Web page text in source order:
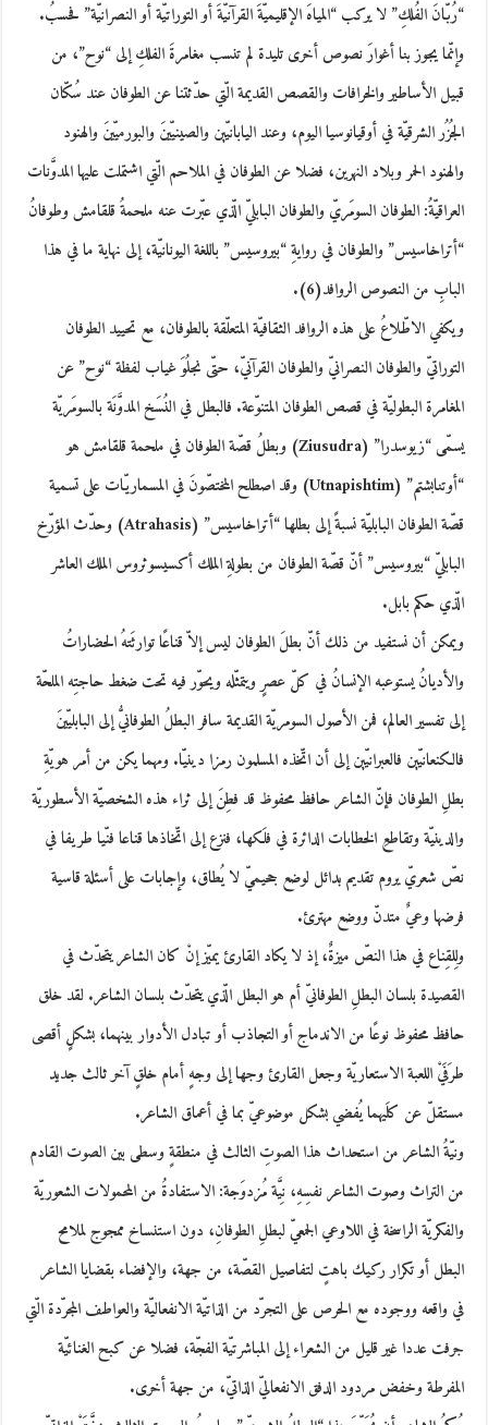
“رُبّانَ الفُلكِ” لا يركب “المياهَ الإقليميّةَ القرآنيّةَ أو التوراتيّة أو النصرانيّة” فحسبُ.
وإنّما يجوز بنا أغوارَ نصوص أخرى تليدة لم تنسب مغامرةَ الفلكِ إلى “نوح”، من
قبيل الأساطير والخرافات والقصص القديمة الّتي حدّثتنا عن الطوفان عند سُكّان
الجُزُر الشرقيّة في أوقيانوسيا اليوم، وعند اليابانيّين والصينيّينَ والبورميّينَ والهنود
والهنود الحمر وبلاد النهرين، فضلا عن الطوفان في الملاحم الّتي اشتملت عليها المدوَّنات
العراقيّةُ: الطوفان السومَريّ والطوفان البابليّ الّذي عبّرت عنه ملحمةُ قلقامش وطوفانُ
“أتراخاسيس” والطوفان في روايةِ “بيروسيس” باللغة اليونانيّة، إلى نهاية ما في هذا
البابِ من النصوص الروافد(6).
ويكفي الاطّلاعُ على هذه الروافد الثقافيّة المتعلّقة بالطوفان، مع تحييد الطوفان
التوراتيّ والطوفان النصرانيّ والطوفان القرآنيّ، حتّى نجلُوَ غياب لفظة “نوح” عن
المغامرة البطوليّة في قصص الطوفان المتنوّعة. فالبطل في النُسَخ المدوَّنَة بالسومَريّة
يسمّى “زيوسدرا” (Ziusudra) وبطلُ قصّة الطوفان في ملحمة قلقامش هو
“أوتنابشتم” (Utnapishtim) وقد اصطلح المختصّونَ في المسماريّات على تسمية
قصّة الطوفان البابليّة نسبةً إلى بطلها “أتراخاسيس” (Atrahasis) وحدّث المؤرّخ
البابليّ “بيروسيس” أنّ قصّة الطوفان من بطولةِ الملك أكسيسوثروس الملك العاشر
الّذي حكم بابل.
ويمكن أن نستفيد من ذلك أنّ بطلَ الطوفان ليس إلاّ قناعًا توارثَتهُ الحضاراتُ
والأديانُ يستوعبه الإنسانُ في كلّ عصرٍ ويتمثّله ويحوّر فيه تحت ضغط حاجتِه الملحّة
إلى تفسير العالم، فمن الأصول السومريّة القديمة سافر البطلُ الطوفانيُّ إلى البابليّينَ
فالكنعانيّين فالعبرانيّين إلى أن اتّخذه المسلمون رمزا دينيّا. ومهما يكن من أمر هويّةِ
بطلِ الطوفان فإنّ الشاعر حافظ محفوظ قد فطِنَ إلى ثراء هذه الشخصيّة الأسطوريّة
والدينيّة وتقاطعِ الخطابات الدائرة في فلَكها، فنزع إلى اتّخاذها قناعا فنّيا طريفا في
نصّ شعريّ يروم تقديم بدائل لوضع جحيميّ لا يُطاق، وإجابات على أسئلة قاسية
فرضها وعيٌ متدنّ ووضع مهترئ.
ولِلقِناع في هذا النصّ ميزةٌ، إذ لا يكاد القارئ يميّز إنْ كان الشاعر يتحدّث في
القصيدة بلسان البطلِ الطوفانيّ أم هو البطل الّذي يتحدّث بلسان الشاعر. لقد خلق
حافظ محفوظ نوعًا من الاندماج أو التجاذب أو تبادل الأدوار بينهما، بشكلٍ أقصى
طرَفَيْ اللعبة الاستعاريّة وجعل القارئ وجها إلى وجهٍ أمام خلقٍ آخر ثالث جديد
مستقلّ عن كلَيهما يُفضي بشكل موضوعيّ بما في أعماق الشاعر.
ونيّةُ الشاعر من استحداث هذا الصوتِ الثالث في منطقةٍ وسطى بين الصوت القادم
من التراث وصوت الشاعر نفسِهِ، نِيَّة مُزدوَجة: الاستفادةُ من المحمولات الشعوريّة
والفكريّة الراسخة في اللاوعي الجمعيّ لبطلِ الطوفانِ، دون استنساخ ممجوج لملامح
البطل أو تكرار ركيك باهتٍ لتفاصيل القصّة، من جهة، والإفضاء بقضايا الشاعر
في واقعه ووجوده مع الحرص على التجرّد من الذاتيّة الانفعاليّة والعواطف المجرّدة الّتي
جرفت عددا غير قليل من الشعراء إلى المباشرتيّة الفجّة، فضلا عن كبح الغنائيّة
المفرطة وخفض مردود الدفق الانفعاليّ الذاتيّ، من جهة أخرى.